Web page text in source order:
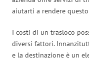
aiutarti a rendere
I costi di un trasloco
diversi fattori.
e la destinazione è un